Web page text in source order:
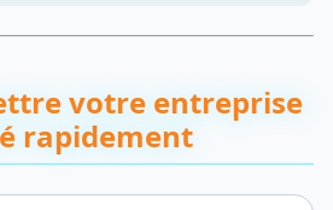
votre entreprise
rapidement